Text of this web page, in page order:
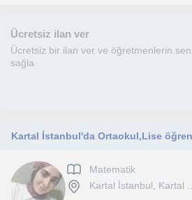
Ücretsiz ilan ver
Ücretsiz bir ilan ver ve öğretmenlerin
sağla
Matematik
Kartal İstanbul, Kartal